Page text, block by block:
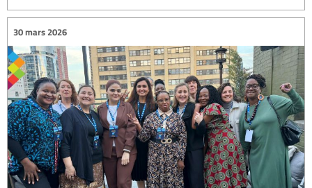
30 mars 2026